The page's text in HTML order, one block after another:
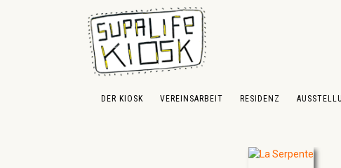
Hauptinhalt springen
Zur Suche springen
Zur Hauptnavigation springen
DER KIOSK VEREINSARBEIT RESIDENZ